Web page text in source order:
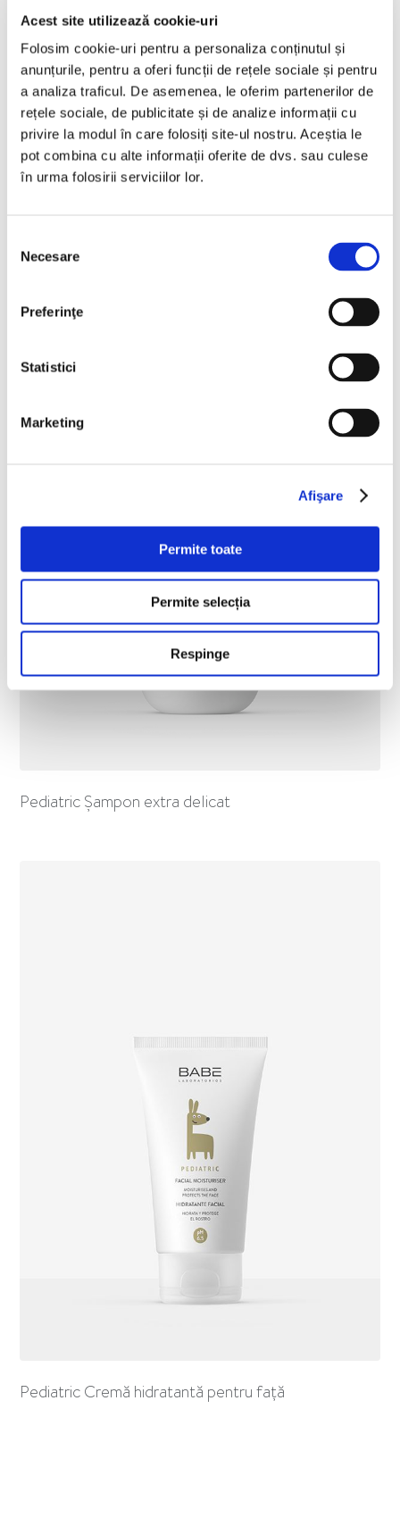
Acest site utilizează cookie-uri
Folosim cookie-uri pentru a personaliza conținutul și
anunțurile, pentru a oferi funcții de rețele sociale și pentru
a analiza traficul. De asemenea, le oferim partenerilor de
rețele sociale, de publicitate și de analize informații cu
privire la modul în care folosiți site-ul nostru. Aceștia le
pot combina cu alte informații oferite de dvs. sau culese
în urma folosirii serviciilor lor.
consimțământului
Necesare
Preferinţe
Statistici
Marketing
Afişare
Permite toate
Permite selecția
Respinge
Pediatric Șampon extra delicat
Pediatric Cremă hidratantă pentru față